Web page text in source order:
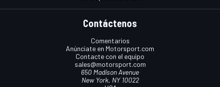
Contáctenos
Comentarios
Anúnciate en Motorsport.com
Contacte con el equipo
sales@motorsport.com
650 Madison Avenue
New York, NY 10022